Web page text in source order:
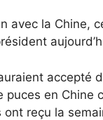
avec la Chine,
accepté
en Chine
reçu la